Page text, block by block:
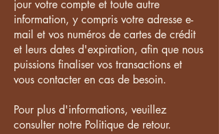
jour votre compte et toute autre
information, y compris votre adresse e-
mail et vos numéros de cartes de crédit
et leurs dates d'expiration, afin que nous
puissions finaliser vos transactions et
vous contacter en cas de besoin.
Pour plus d'informations, veuillez
consulter notre Politique de retour.